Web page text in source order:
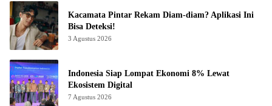
Kacamata Pintar Rekam Diam-diam? Aplikasi Ini
Bisa Deteksi!
3 Agustus 2026
Indonesia Siap Lompat Ekonomi 8% Lewat
Ekosistem Digital
7 Agustus 2026